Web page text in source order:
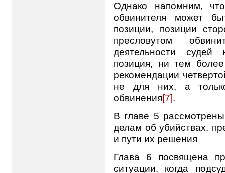
Однако напомним, что
обвинителя может
позиции, позиции
пресловутом
деятельности
позиция, ни тем
рекомендации
не для них, а
обвинения[7].
В главе 5
делам об убийствах,
и пути их решения
Глава 6 посвящена
ситуации, когда